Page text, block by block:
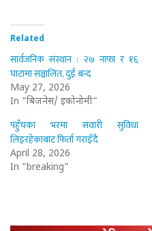
Related
सार्वजनिक संस्थान : २७ नाफा र १६
घाटामा सञ्चालित, दुई बन्द
May 27, 2026
In "बिजनेस/ इकोनोमी"
पहुँचका भरमा सवारी सुविधा
लिइरहेकाबाट फिर्ता गराइँदै
April 28, 2026
In "breaking"